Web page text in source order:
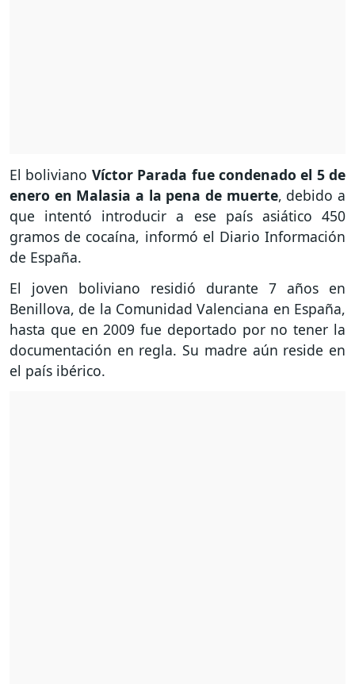
El boliviano Víctor Parada fue condenado el 5 de
enero en Malasia a la pena de muerte, debido a
que intentó introducir a ese país asiático 450
gramos de cocaína, informó el Diario Información
de España.
El joven boliviano residió durante 7 años en
Benillova, de la Comunidad Valenciana en España,
hasta que en 2009 fue deportado por no tener la
documentación en regla. Su madre aún reside en
el país ibérico.